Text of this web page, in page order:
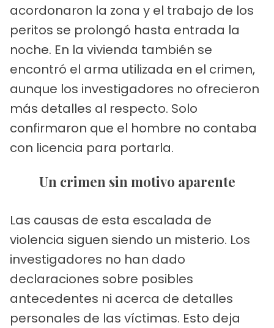
acordonaron la zona y el trabajo de los
peritos se prolongó hasta entrada la
noche. En la vivienda también se
encontró el arma utilizada en el crimen,
aunque los investigadores no ofrecieron
más detalles al respecto. Solo
confirmaron que el hombre no contaba
con licencia para portarla.
Un crimen sin motivo aparente
Las causas de esta escalada de
violencia siguen siendo un misterio. Los
investigadores no han dado
declaraciones sobre posibles
antecedentes ni acerca de detalles
personales de las víctimas. Esto deja